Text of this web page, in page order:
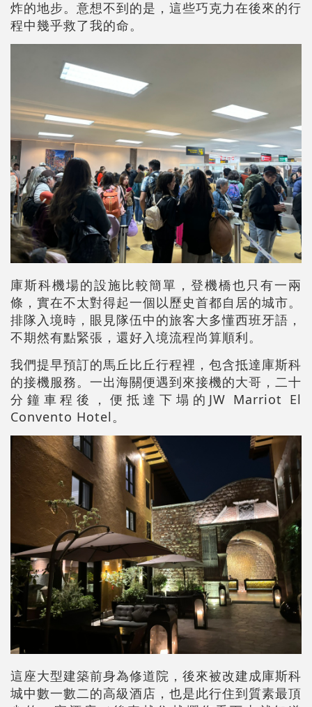
炸的地步。意想不到的是，這些巧克力在後來的行
程中幾乎救了我的命。
庫斯科機場的設施比較簡單，登機橋也只有一兩
條，實在不太對得起一個以歷史首都自居的城市。
排隊入境時，眼見隊伍中的旅客大多懂西班牙語，
不期然有點緊張，還好入境流程尚算順利。
我們提早預訂的馬丘比丘行程裡，包含抵達庫斯科
的接機服務。一出海關便遇到來接機的大哥，二十
分鐘車程後，便抵達下塌的JW Marriot El
Convento Hotel。
這座大型建築前身為修道院，後來被改建成庫斯科
城中數一數二的高級酒店，也是此行住到質素最頂